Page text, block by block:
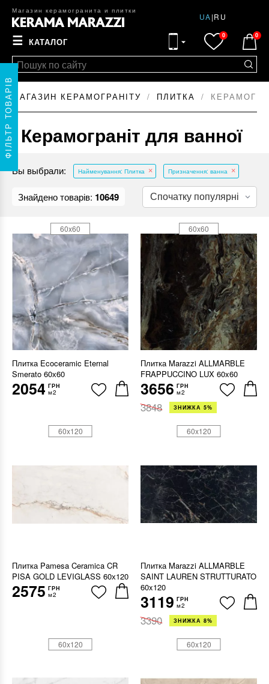
Магазин керамогранита и плитки
UA|RU
☰ КАТАЛОГ
0 0
МАГАЗИН КЕРАМОГРАНІТУ ПЛИТКА
Керамограніт для ванної
Вы выбрали: Найменування: Плитка Призначення: ванна
Знайдено товарів: 10649
Плитка Ecoceramic Eternal
Smerato 60х60
2054 ГРН
м2
60x60
Плитка Marazzi ALLMARBLE
FRAPPUCCINO LUX 60x60
3656 ГРН
м2
3848 ЗНИЖКА 5%
60x60
Плитка Pamesa Ceramica CR
PISA GOLD LEVIGLASS 60х120
2575 ГРН
м2
60x120
Плитка Marazzi ALLMARBLE
SAINT LAUREN STRUTTURATO
60x120
3119 ГРН
м2
3390 ЗНИЖКА 8%
60x120
60x120 60x120
ФІЛЬТР ТОВАРІВ